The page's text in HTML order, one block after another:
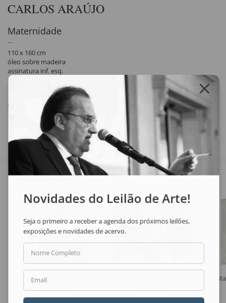
CARLOS ARAÚJO
Maternidade
110 x 160 cm
óleo sobre madeira
assinatura inf. esq.
Compartilhar
Veja também
Judith Lauand
Novidades do Leilão de Arte!
Seja o primeiro a receber a agenda dos próximos leilões,
exposições e novidades de acervo.
Nome Completo
Email